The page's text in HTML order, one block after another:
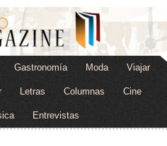
Gastronomía Moda Viajar
Letras Columnas Cine
Entrevistas